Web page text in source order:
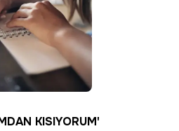
KISIYORUM'